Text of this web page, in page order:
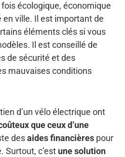
fois écologique, économique
ville. Il est important de
éléments clés si vous
Il est conseillé de
de sécurité et des
mauvaises conditions
d’un vélo électrique ont
que ceux d’une
desaides financières pour
Surtout, c’est une solution